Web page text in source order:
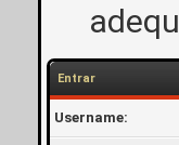
Entrar
Username: